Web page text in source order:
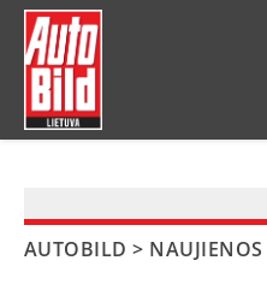
AUTOBILD > NAUJIENOS